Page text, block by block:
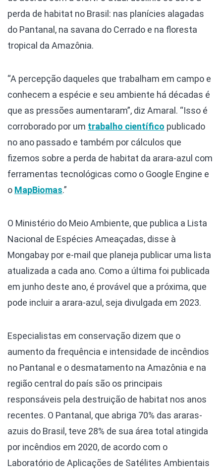
perda de habitat no Brasil: nas planícies alagadas
do Pantanal, na savana do Cerrado e na floresta
tropical da Amazônia.
“A percepção daqueles que trabalham em campo e
conhecem a espécie e seu ambiente há décadas é
que as pressões aumentaram”, diz Amaral. “Isso é
corroborado por um trabalho científico publicado
no ano passado e também por cálculos que
fizemos sobre a perda de habitat da arara-azul com
ferramentas tecnológicas como o Google Engine e
o MapBiomas.”
O Ministério do Meio Ambiente, que publica a Lista
Nacional de Espécies Ameaçadas, disse à
Mongabay por e-mail que planeja publicar uma lista
atualizada a cada ano. Como a última foi publicada
em junho deste ano, é provável que a próxima, que
pode incluir a arara-azul, seja divulgada em 2023.
Especialistas em conservação dizem que o
aumento da frequência e intensidade de incêndios
no Pantanal e o desmatamento na Amazônia e na
região central do país são os principais
responsáveis pela destruição de habitat nos anos
recentes. O Pantanal, que abriga 70% das araras-
azuis do Brasil, teve 28% de sua área total atingida
por incêndios em 2020, de acordo com o
Laboratório de Aplicações de Satélites Ambientais